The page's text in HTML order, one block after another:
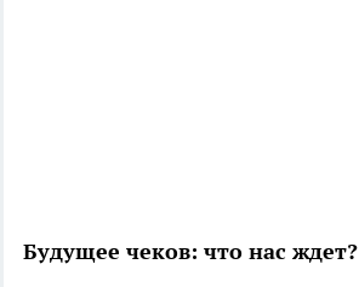
Будущее чеков: что нас ждет?